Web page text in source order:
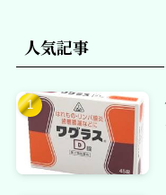
人気記事